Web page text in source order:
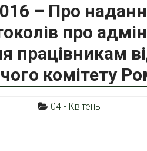
– Про
про
працівникам
комітету
04 - Квітень